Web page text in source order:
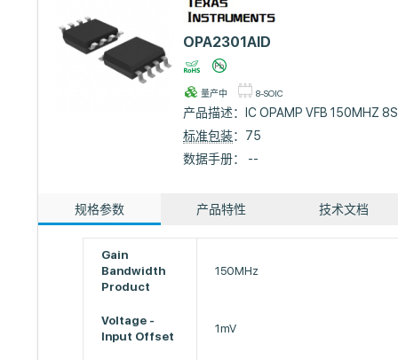
OPA2301AID
量产中 8-SOIC
产品描述：
IC OPAMP VFB 150MHZ
标准包装：75
数据手册： --
规格参数 产品特性 技术文档
Gain
Bandwidth
Product
150MHz
Voltage -
Input Offset
1mV